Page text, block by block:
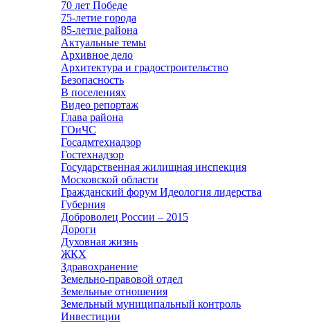
70 лет Победе
75-летие города
85-летие района
Актуальные темы
Архивное дело
Архитектура и градостроительство
Безопасность
В поселениях
Видео репортаж
Глава района
ГОиЧС
Госадмтехнадзор
Гостехнадзор
Государственная жилищная инспекция
Московской области
Гражданский форум Идеология лидерства
Губерния
Доброволец России – 2015
Дороги
Духовная жизнь
ЖКХ
Здравохранение
Земельно-правовой отдел
Земельные отношения
Земельный муниципальный контроль
Инвестиции